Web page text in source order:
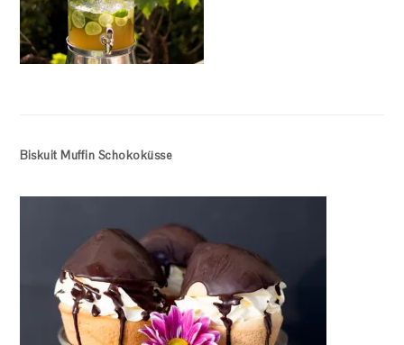
Biskuit Muffin Schokoküsse